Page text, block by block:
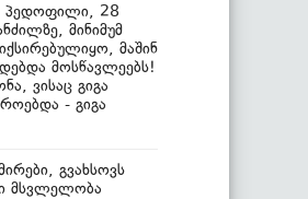
პედოფილი, 28
მინიმუმ
მაშინ
მოსწავლეებს!
ვისაც გიგა
- გიგა
გვახსოვს
მსვლელობა